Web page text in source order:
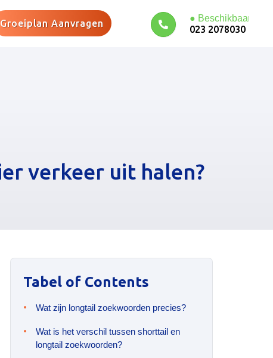
Groeiplan Aanvragen
023 2078030
verkeer uit halen?
Tabel of Contents
Wat zijn longtail zoekwoorden precies?
Wat is het verschil tussen shorttail en
longtail zoekwoorden?